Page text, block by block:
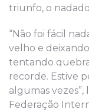
triunfo, o
“Não foi fácil
velho e deixando
tentando
recorde. Estive
algumas
Federação